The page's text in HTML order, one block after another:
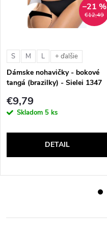
€12,49
–21 %
S M L + ďalšie
Dámske nohavičky - bokové
tangá (brazilky) - Sielei 1347
€9,79
Skladom 5 ks
DETAIL